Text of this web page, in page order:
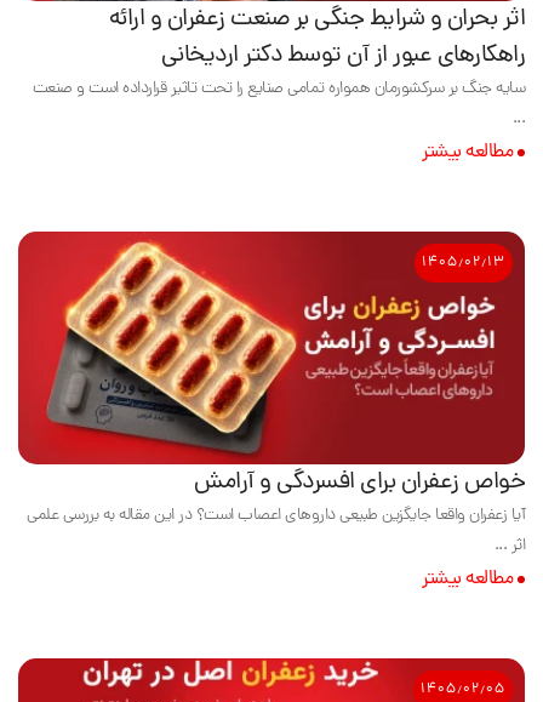
اثر بحران و شرایط جنگی بر صنعت زعفران و ارائه
راهکارهای عبور از آن توسط دکتر اردیخانی
سایه جنگ بر سرکشورمان همواره تمامی صنایع را تحت تاثیر قرارداده است و صنعت
...
مطالعه بیشتر
۱۴۰۵٫۰۲٫۱۳
خواص زعفران برای افسردگی و آرامش
آیا زعفران واقعا جایگزین طبیعی داروهای اعصاب است؟ در این مقاله به بررسی علمی
اثر ...
مطالعه بیشتر
۱۴۰۵٫۰۲٫۰۵